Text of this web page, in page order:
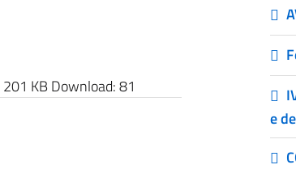
201 KB Download:81
e